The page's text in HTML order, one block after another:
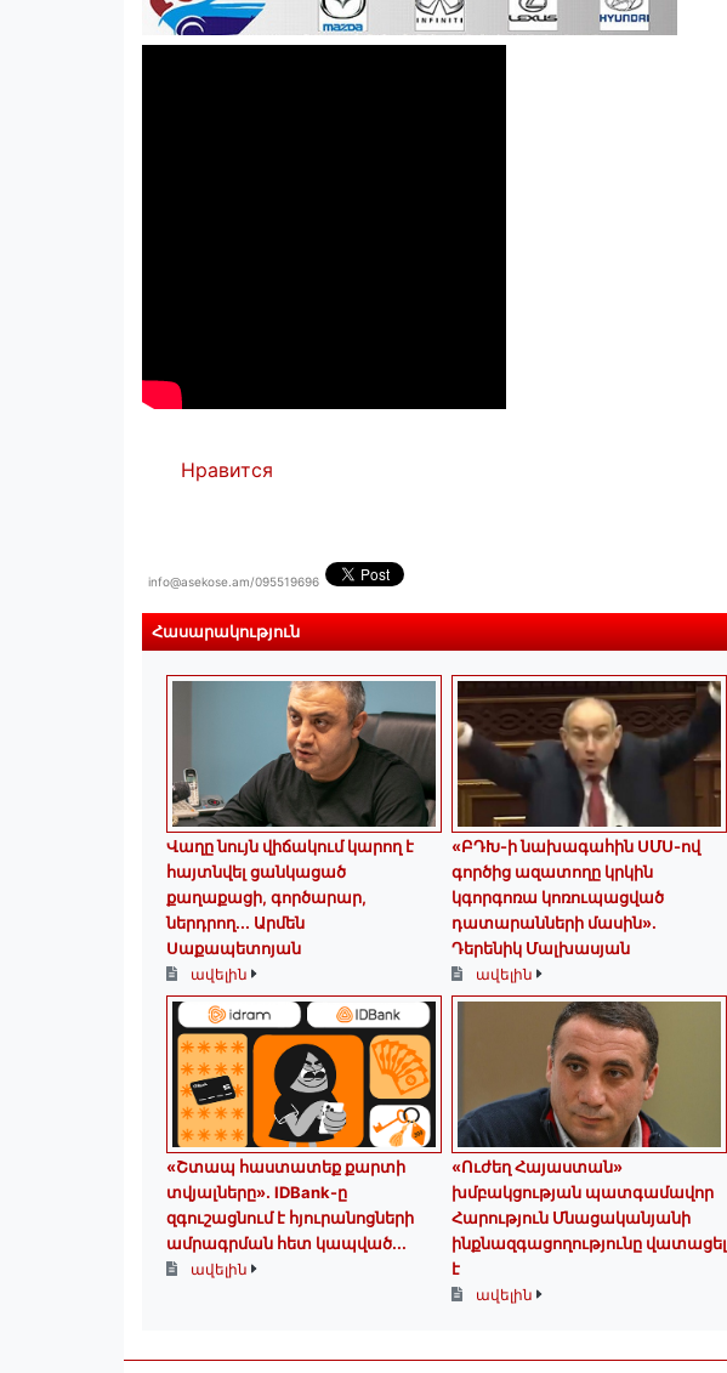
Нравится
info@asekose.am/095519696
Հասարակություն
Վաղը նույն վիճակում կարող է
հայտնվել ցանկացած
քաղաքացի, գործարար,
ներդրող.․․ Արմեն
Սաքապետոյան
ավելին
«ԲԴԽ-ի նախագահին ՍՄՍ-ով
գործից ազատողը կրկին
կգորգոռա կոռուպացված
դատարանների մասին».
Դերենիկ Մալխասյան
ավելին
«Շտապ հաստատեք քարտի
տվյալները»․ IDBank-ը
զգուշացնում է հյուրանոցների
ամրագրման հետ կապված...
ավելին
«Ուժեղ Հայաստան»
խմբակցության պատգամավոր
Հարություն Մնացականյանի
ինքնազգացողությունը վատացել
է
ավելին